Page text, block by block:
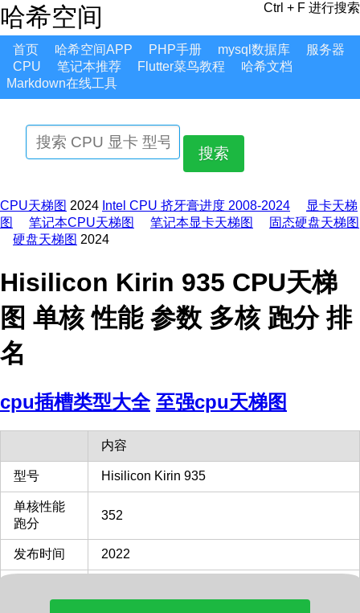
哈希空间 Ctrl + F 进行搜索
首页 哈希空间APP PHP手册 mysql数据库
服务器
CPU
笔记本推荐 Flutter菜鸟教程
哈希文档
Markdown在线工具
搜索
CPU天梯图 2024 Intel CPU 挤牙膏进度 2008-2024
显卡天梯
图
笔记本CPU天梯图 笔记本显卡天梯图
固态硬盘天梯图
硬盘天梯图 2024
Hisilicon Kirin 935 CPU天梯
图 单核 性能 参数 多核 跑分 排
名
cpu插槽类型大全 至强cpu天梯图
内容
型号 Hisilicon Kirin 935
单核性能
跑分
352
发布时间 2022